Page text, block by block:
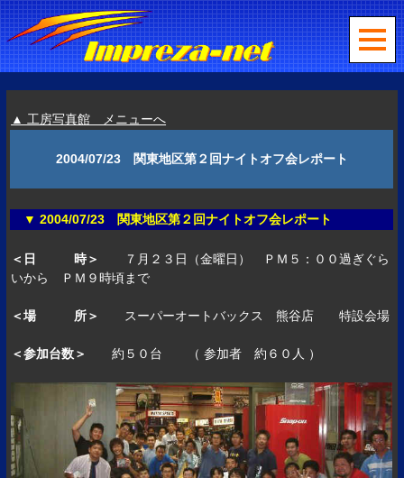
▲ 工房写真館 メニューへ
2004/07/23 関東地区第２回ナイトオフ会レポート
▼ 2004/07/23 関東地区第２回ナイトオフ会レポート
＜日 時＞
７月２３日（金曜日） ＰＭ５：００過ぎぐら
いから ＰＭ９時頃まで
＜場 所＞ スーパーオートバックス 熊谷店 特設会場
＜参加台数＞ 約５０台 （ 参加者 約６０人 ）